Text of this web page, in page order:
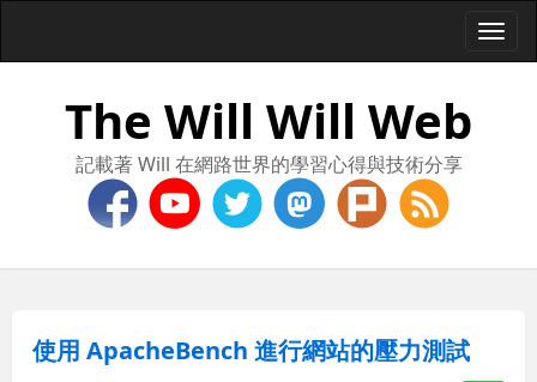
The Will Will Web
記載著 Will 在網路世界的學習心得與技術分享
使用 ApacheBench 進行網站的壓力測試